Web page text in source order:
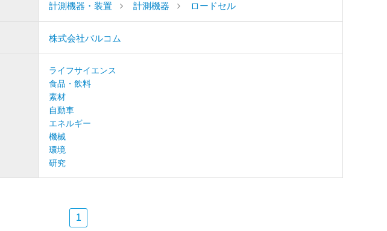
計測機器・装置 計測機器 ロードセル
株式会社バルコム
ライフサイエンス
食品・飲料
素材
自動車
エネルギー
機械
環境
研究
1